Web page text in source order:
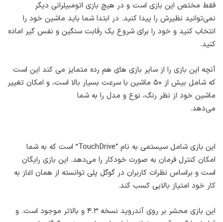
فقط مختص این بازی است و در هیچ بازی اتومبیلرانی دیگر
نمی‌توانید نظیرش را پیدا کنید. در ابتدا شما باید ماشین خود را
انتخاب کنید و خود را برای شروع یک رقابت سنگین و نفس گیر اماده
کنید.
آنچه این بازی را از سایر بازی های هم رده متمایز می‌ کند این است
که شامل بیش از ۵۰ ماشین با سرعت بسیار بالا است، و امکان تغییر
ماشین خود از نظر رنگ، نوع و مدل را به شما
می‌دهد.
این بازی شامل سیستمی‌ به نام “TouchDrive” است که به شما
امکان کنترل فرمان به صورت خودکار را می‌دهد. این بازی رایگان
است و براساس نظرات کاربران در گوگل پلی توانسته از همان اغاز به
کار خود امتیاز بالایی کسب کند.
این بازی محشر بر روی آندروید نسخه ۴.۳ و بالاتر موجود است. و